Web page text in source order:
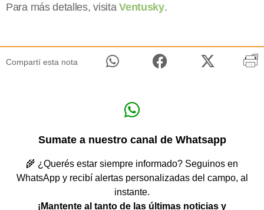
Para más detalles, visitaVentusky.
Compartí esta nota
Sumate a nuestro canal de Whatsapp
🌾 ¿Querés estar siempre informado? Seguinos en
WhatsApp y recibí alertas personalizadas del campo, al
instante.
¡Mantente al tanto de las últimas noticias y